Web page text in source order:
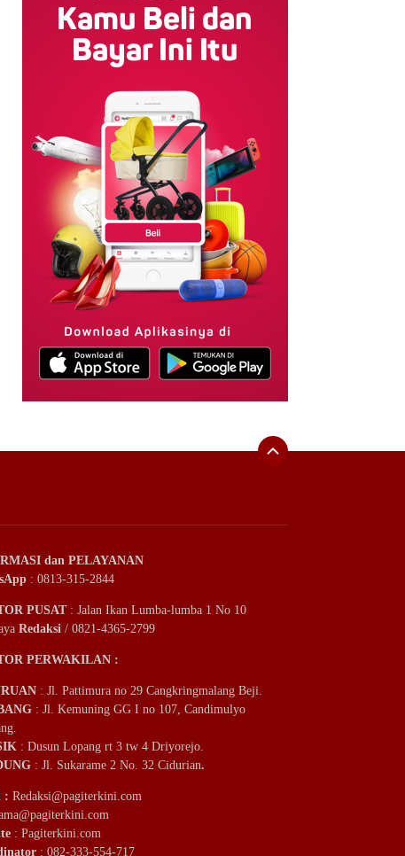
dan PELAYANAN
: 0813-315-2844
PUSAT: Jalan Ikan Lumba-lumba 1 No 10
Redaksi / 0821-4365-2799
PERWAKILAN :
: Jl. Pattimura no 29 Cangkringmalang Beji.
: Jl. Kemuning GG I no 107, Candimulyo
: Dusun Lopang rt 3 tw 4 Driyorejo.
: Jl. Sukarame 2 No. 32 Cidurian.
: Redaksi@pagiterkini.com
: Pagiterkini.com
: 082-333-554-717